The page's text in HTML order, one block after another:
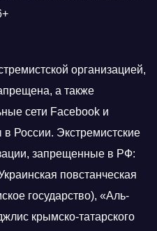
организацией,
а также
сети Facebook и
России. Экстремистские
запрещенные в РФ:
повстанческая
государство), «Аль-
крымско-татарского